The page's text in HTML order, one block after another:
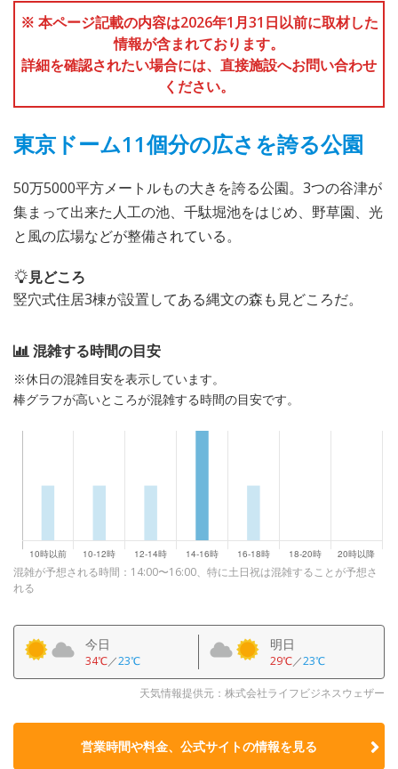
※ 本ページ記載の内容は2026年1月31日以前に取材した
情報が含まれております。
詳細を確認されたい場合には、直接施設へお問い合わせ
ください。
東京ドーム11個分の広さを誇る公園
50万5000平方メートルもの大きを誇る公園。3つの谷津が
集まって出来た人工の池、千駄堀池をはじめ、野草園、光
と風の広場などが整備されている。
見どころ
竪穴式住居3棟が設置してある縄文の森も見どころだ。
混雑する時間の目安
※休日の混雑目安を表示しています。
棒グラフが高いところが混雑する時間の目安です。
混雑が予想される時間：14:00〜16:00、特に土日祝は混雑することが予想さ
れる
今日
34℃／23℃
明日
29℃／23℃
天気情報提供元：株式会社ライフビジネスウェザー
営業時間や料金、公式サイトの情報を見る